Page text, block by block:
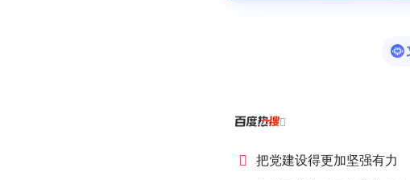

 把党建设得更加坚强有力